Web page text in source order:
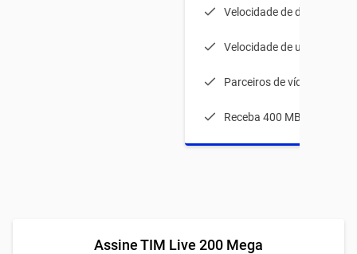
Velocidade de download:
Velocidade de upload: 80
Parceiros de vídeos
Receba 400 MB durante
Assine TIM Live 200 Mega